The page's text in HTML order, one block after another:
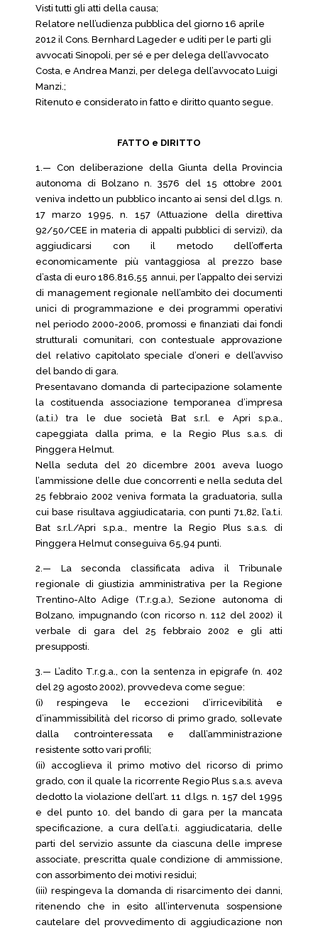
Visti tutti gli atti della causa;
Relatore nell’udienza pubblica del giorno 16 aprile
2012 il Cons. Bernhard Lageder e uditi per le parti gli
avvocati Sinopoli, per sé e per delega dell’avvocato
Costa, e Andrea Manzi, per delega dell’avvocato Luigi
Manzi.;
Ritenuto e considerato in fatto e diritto quanto segue.
FATTO e DIRITTO
1.— Con deliberazione della Giunta della Provincia
autonoma di Bolzano n. 3576 del 15 ottobre 2001
veniva indetto un pubblico incanto ai sensi del d.lgs. n.
17 marzo 1995, n. 157 (Attuazione della direttiva
92/50/CEE in materia di appalti pubblici di servizi), da
aggiudicarsi con il metodo dell’offerta
economicamente più vantaggiosa al prezzo base
d’asta di euro 186.816,55 annui, per l’appalto dei servizi
di management regionale nell’ambito dei documenti
unici di programmazione e dei programmi operativi
nel periodo 2000-2006, promossi e finanziati dai fondi
strutturali comunitari, con contestuale approvazione
del relativo capitolato speciale d’oneri e dell’avviso
del bando di gara.
Presentavano domanda di partecipazione solamente
la costituenda associazione temporanea d’impresa
(a.t.i.) tra le due società Bat s.r.l. e Apri s.p.a.,
capeggiata dalla prima, e la Regio Plus s.a.s. di
Pinggera Helmut.
Nella seduta del 20 dicembre 2001 aveva luogo
l’ammissione delle due concorrenti e nella seduta del
25 febbraio 2002 veniva formata la graduatoria, sulla
cui base risultava aggiudicataria, con punti 71,82, l’a.t.i.
Bat s.r.l./Apri s.p.a., mentre la Regio Plus s.a.s. di
Pinggera Helmut conseguiva 65,94 punti.
2.— La seconda classificata adiva il Tribunale
regionale di giustizia amministrativa per la Regione
Trentino-Alto Adige (T.r.g.a.), Sezione autonoma di
Bolzano, impugnando (con ricorso n. 112 del 2002) il
verbale di gara del 25 febbraio 2002 e gli atti
presupposti.
3.— L’adito T.r.g.a., con la sentenza in epigrafe (n. 402
del 29 agosto 2002), provvedeva come segue:
(i) respingeva le eccezioni d’irricevibilità e
d’inammissibilità del ricorso di primo grado, sollevate
dalla controinteressata e dall’amministrazione
resistente sotto vari profili;
(ii) accoglieva il primo motivo del ricorso di primo
grado, con il quale la ricorrente Regio Plus s.a.s. aveva
dedotto la violazione dell’art. 11 d.lgs. n. 157 del 1995
e del punto 10. del bando di gara per la mancata
specificazione, a cura dell’a.t.i. aggiudicataria, delle
parti del servizio assunte da ciascuna delle imprese
associate, prescritta quale condizione di ammissione,
con assorbimento dei motivi residui;
(iii) respingeva la domanda di risarcimento dei danni,
ritenendo che in esito all’intervenuta sospensione
cautelare del provvedimento di aggiudicazione non